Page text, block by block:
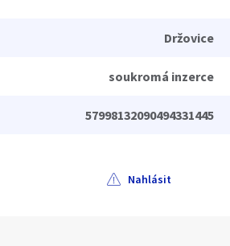
Držovice
soukromá inzerce
57998132090494331445
Nahlásit